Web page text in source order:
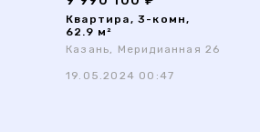
Квартира, 3-комн,
62.9 м²
Казань, Меридианная 26
19.05.2024 00:47